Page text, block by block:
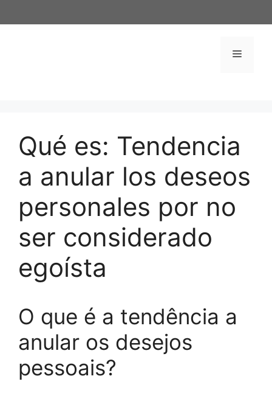
al
Menú
Qué es: Tendencia
a anular los deseos
personales por no
ser considerado
egoísta
O que é a tendência a
anular os desejos
pessoais?